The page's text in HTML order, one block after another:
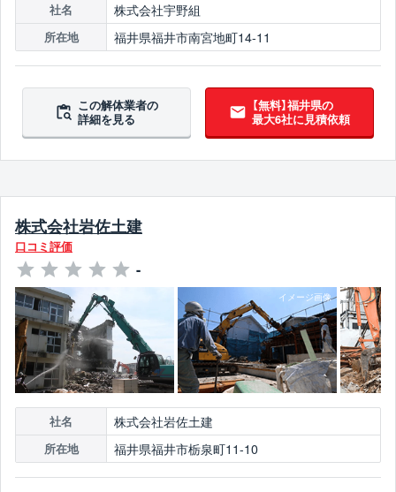
社名 株式会社宇野組
所在地 福井県福井市南宮地町14-11
この解体業者の
詳細を見る
【無料】福井県の
最大6社に見積依頼
株式会社岩佐土建
口コミ評価
-
社名 株式会社岩佐土建
所在地 福井県福井市栃泉町11-10